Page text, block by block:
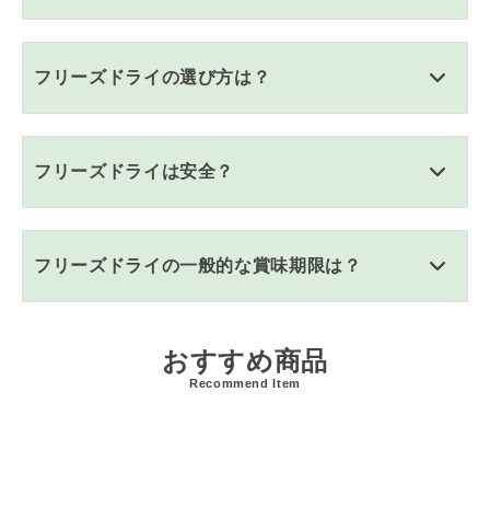
フリーズドライの選び方は？
フリーズドライは安全？
フリーズドライの一般的な賞味期限は？
おすすめ商品
Recommend Item